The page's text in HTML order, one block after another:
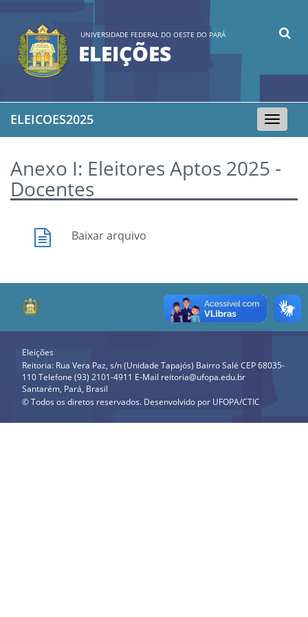
UNIVERSIDADE FEDERAL DO OESTE DO PARÁ
ELEIÇÕES
Toggle
navigation
ELEICOES2025
Anexo I: Eleitores Aptos 2025 -
Docentes
Baixar arquivo
Eleições
Reitoria: Rua Vera Paz, s/n (Unidade Tapajós) Bairro Salé CEP 68035-
110 Telefone (93) 2101-4911 E-Mail reitoria@ufopa.edu.br
Santarém, Pará, Brasil
© Todos os diretos reservados. Desenvolvido por UFOPA/CTIC